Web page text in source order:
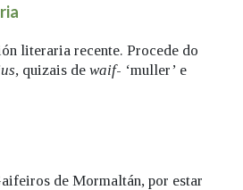
literaria recente. Procede do
, quizais de waif- ‘muller’ e
de Mormaltán, por estar